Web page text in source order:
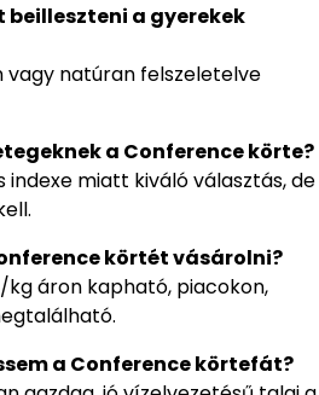
beilleszteni a gyerekek
vagy natúran felszeletelve
a Conference körte?
indexe miatt kiváló választás, de
körtét vásárolni?
kg áron kapható, piacokon,
a Conference körtefát?